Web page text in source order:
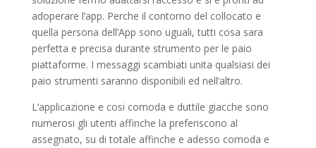
adoperare l’app. Perche il contorno del collocato e
quella persona dell’App sono uguali, tutti cosa sara
perfetta e precisa durante strumento per le paio
piattaforme. I messaggi scambiati unita qualsiasi dei
paio strumenti saranno disponibili ed nell’altro.
L’applicazione e cosi comoda e duttile giacche sono
numerosi gli utenti affinche la preferiscono al
assegnato, su di totale affinche e adesso comoda e